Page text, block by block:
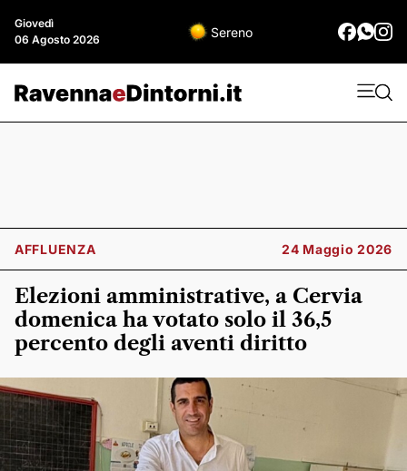
Giovedì
06 Agosto 2026
Sereno
AFFLUENZA 24 Maggio 2026
Elezioni amministrative, a Cervia
domenica ha votato solo il 36,5
percento degli aventi diritto